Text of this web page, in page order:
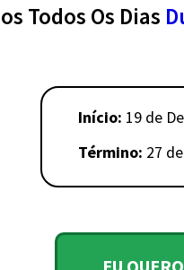
Todos Os Dias
Início: 19 de
Término: 27